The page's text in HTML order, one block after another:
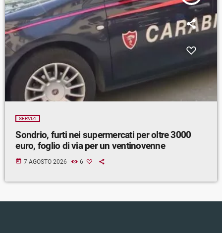
SERVIZI
Sondrio, furti nei supermercati per oltre 3000
euro, foglio di via per un ventinovenne
today 7 AGOSTO 2026 6